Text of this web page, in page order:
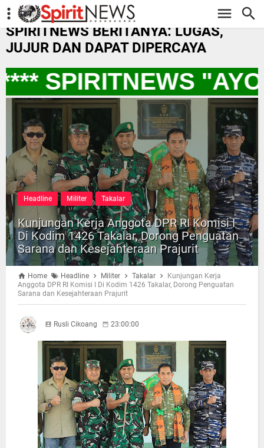
-->
SPIRITNEWS BERITANYA: LUGAS,
JUJUR DAN DAPAT DIPERCAYA
SPIRITNEWS "AYO
Headline Militer Takalar
Kunjungan Kerja Anggota DPR RI Komisi I
Di Kodim 1426 Takalar, Dorong Penguatan
Sarana dan Kesejahteraan Prajurit
Home Headline Militer Takalar
Kunjungan Kerja
Anggota DPR RI Komisi I Di Kodim 1426 Takalar, Dorong Penguatan
Sarana dan Kesejahteraan Prajurit
Rusli Cikoang 23:00:00